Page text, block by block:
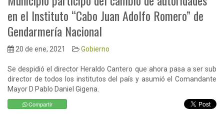
en el Instituto “Cabo Juan Adolfo Romero” de
Gendarmería Nacional
20 de ene, 2021 Gobierno
Se despidió el director Heraldo Cantero que ahora pasa a ser sub
director de todos los institutos del país y asumió el Comandante
Mayor D Pablo Daniel Gigena.
Compartir